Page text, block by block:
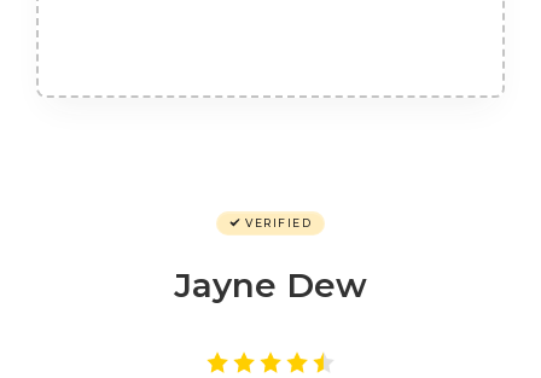
VERIFIED
Jayne Dew